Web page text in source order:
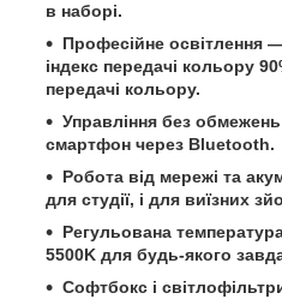
в наборі.
Професійне освітлення
індекс передачі кольору
передачі кольору.
Управління без
смартфон через Bluetooth.
Робота від мережі та
для студії, і для виїзних
Регульована
5500K для будь-якого
Софтбокс і